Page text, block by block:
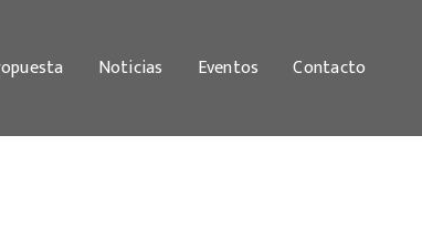
Noticias Eventos Contacto